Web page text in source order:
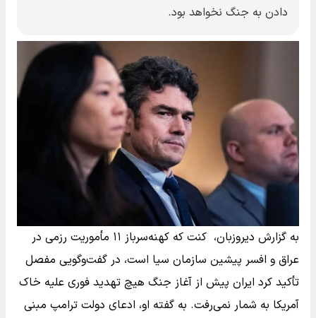
دادن به جنگ نخواهد بود.
به گزارش دیروزبان، کنت که کهنه‌سرباز ۱۱ مأموریت رزمی در
عراق و افسر پیشین سازمان سیا است، در گفت‌وگویی مفصل
تأکید کرد ایران پیش از آغاز جنگ هیچ تهدید فوری علیه خاک
آمریکا به شمار نمی‌رفت. به گفته او، ادعای دولت ترامپ مبنی